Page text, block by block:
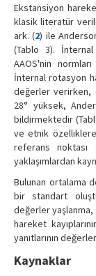
Ekstansiyon
klasik literatür
ark. (2) ile
(Tablo 3).
AAOS'nin
İnternal rotasyon
değerler verirken,
28° yüksek,
bildirmektedir
ve etnik
referans noktası
yaklaşımlardan
Bulunan ortalama
bir standart
değerler yaşlanma,
hareket
yanıtlarının
Kaynaklar